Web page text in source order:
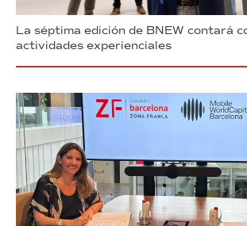
La séptima edición de BNEW contará
actividades experienciales